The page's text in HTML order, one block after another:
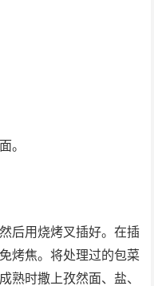
。
后用烧烤叉插好。在插
烤焦。将处理过的包菜
熟时撒上孜然面、盐、